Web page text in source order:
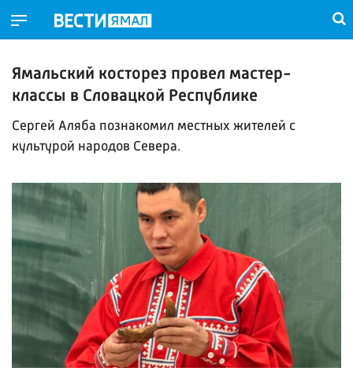
Ямальский косторез провел мастер-
классы в Словацкой Республике
Сергей Аляба познакомил местных жителей с
культурой народов Севера.